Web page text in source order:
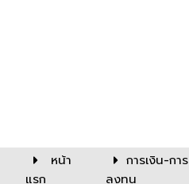
หน้า
แรก
การเงิน-การ
ลงทุน